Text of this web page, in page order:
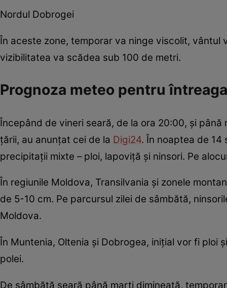
Nordul Dobrogei
În aceste zone, temporar va ninge viscolit,
vizibilitatea va scădea sub 100 de metri.
Prognoza meteo pentru
Începând de vineri seară, de la ora 20:00, și
țării, au anunțat cei de la Digi24. În noaptea de 14
precipitații mixte – ploi, lapoviță și ninsori. Pe
În regiunile Moldova, Transilvania și zonele
de 5-10 cm. Pe parcursul zilei de sâmbătă,
Moldova.
În Muntenia, Oltenia și Dobrogea, inițial vor fi ploi
polei.
De sâmbătă seară până marți dimineață,